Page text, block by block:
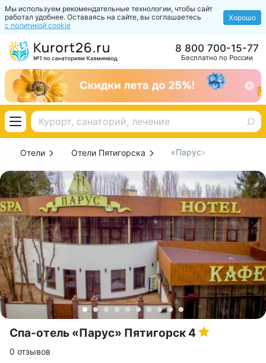
Мы используем рекомендательные технологии, чтобы сайт
работал удобнее. Оставаясь на сайте, вы соглашаетесь
с политикой cookie
Хорошо
Бесплатно по России
8 800 700-15-77
Отели Отели Пятигорска «Парус»
Спа-отель «Парус» Пятигорск 4
0 отзывов